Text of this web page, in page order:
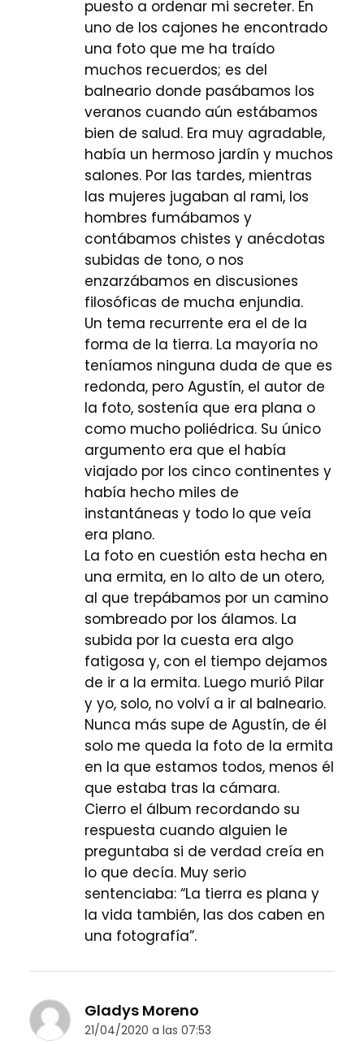
puesto a ordenar mi secreter. En
uno de los cajones he encontrado
una foto que me ha traído
muchos recuerdos; es del
balneario donde pasábamos los
veranos cuando aún estábamos
bien de salud. Era muy agradable,
había un hermoso jardín y muchos
salones. Por las tardes, mientras
las mujeres jugaban al rami, los
hombres fumábamos y
contábamos chistes y anécdotas
subidas de tono, o nos
enzarzábamos en discusiones
filosóficas de mucha enjundia.
Un tema recurrente era el de la
forma de la tierra. La mayoría no
teníamos ninguna duda de que es
redonda, pero Agustín, el autor de
la foto, sostenía que era plana o
como mucho poliédrica. Su único
argumento era que el había
viajado por los cinco continentes y
había hecho miles de
instantáneas y todo lo que veía
era plano.
La foto en cuestión esta hecha en
una ermita, en lo alto de un otero,
al que trepábamos por un camino
sombreado por los álamos. La
subida por la cuesta era algo
fatigosa y, con el tiempo dejamos
de ir a la ermita. Luego murió Pilar
y yo, solo, no volví a ir al balneario.
Nunca más supe de Agustín, de él
solo me queda la foto de la ermita
en la que estamos todos, menos él
que estaba tras la cámara.
Cierro el álbum recordando su
respuesta cuando alguien le
preguntaba si de verdad creía en
lo que decía. Muy serio
sentenciaba: “La tierra es plana y
la vida también, las dos caben en
una fotografía”.
Gladys Moreno
21/04/2020 a las 07:53